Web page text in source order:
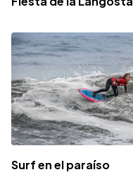
Surf en el paraíso